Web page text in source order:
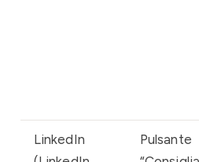
LinkedIn
Pulsante